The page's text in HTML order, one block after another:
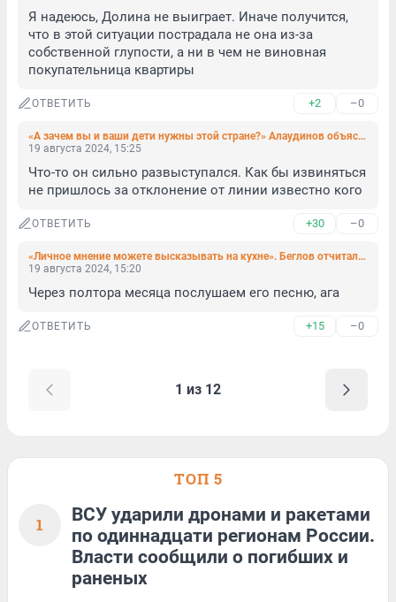
Я надеюсь, Долина не выиграет. Иначе получится,
что в этой ситуации пострадала не она из-за
собственной глупости, а ни в чем не виновная
покупательница квартиры
ОТВЕТИТЬ +2 –0
«А зачем вы и ваши дети нужны этой стране?» Алаудинов объяснил, почему срочники должны воевать
19 августа 2024, 15:25
Что-то он сильно развыступался. Как бы извиняться
не пришлось за отклонение от линии известно кого
ОТВЕТИТЬ +30 –0
«Личное мнение можете высказывать на кухне». Беглов отчитал главу комитета по тарифам за прогноз по повышению цен
19 августа 2024, 15:20
Через полтора месяца послушаем его песню, ага
ОТВЕТИТЬ +15 –0
1 из 12
ТОП 5
1
ВСУ ударили дронами и ракетами
по одиннадцати регионам России.
Власти сообщили о погибших и
раненых